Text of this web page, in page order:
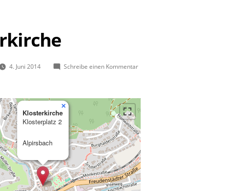
4. Juni 2014 Schreibe einen Kommentarzu
Klosterkirche
Klosterplatz 2
Alpirsbach
×